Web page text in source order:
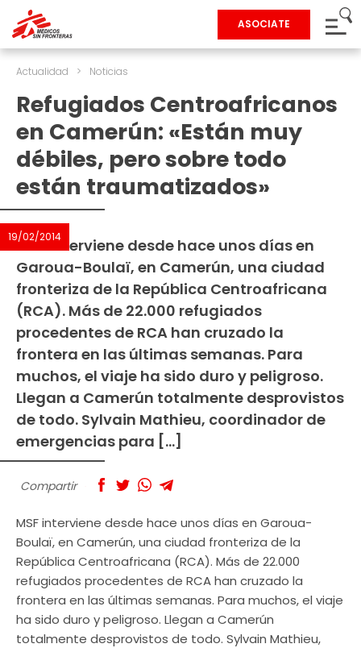
ASOCIATE
Actualidad > Noticias
Refugiados Centroafricanos
en Camerún: «Están muy
débiles, pero sobre todo
están traumatizados»
19/02/2014
MSF interviene desde hace unos días en
Garoua-Boulaï, en Camerún, una ciudad
fronteriza de la República Centroafricana
(RCA). Más de 22.000 refugiados
procedentes de RCA han cruzado la
frontera en las últimas semanas. Para
muchos, el viaje ha sido duro y peligroso.
Llegan a Camerún totalmente desprovistos
de todo. Sylvain Mathieu, coordinador de
emergencias para […]
Compartir
MSF interviene desde hace unos días en Garoua-
Boulaï, en Camerún, una ciudad fronteriza de la
República Centroafricana (RCA). Más de 22.000
refugiados procedentes de RCA han cruzado la
frontera en las últimas semanas. Para muchos, el viaje
ha sido duro y peligroso. Llegan a Camerún
totalmente desprovistos de todo. Sylvain Mathieu,